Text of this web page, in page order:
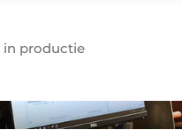
in productie